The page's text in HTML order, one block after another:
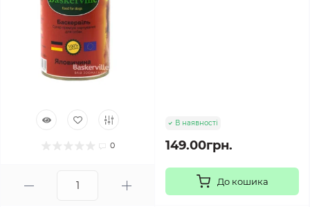
0
В наявності
149.00грн.
До кошика